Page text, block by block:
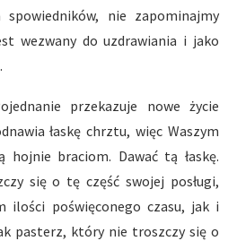
nie zapominajmy
wezwany do uzdrawiania i jako
przekazuje nowe życie
łaskę chrztu, więc Waszym
hojnie braciom. Dawać tą łaskę.
się o tę część swojej posługi,
ilości poświęconego czasu, jak i
pasterz, który nie troszczy się o